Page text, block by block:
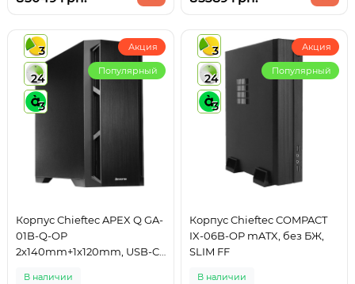
3
24
3
Акция
Популярный
Корпус Chieftec APEX Q GA-
01B-Q-OP
2x140mm+1x120mm, USB-C,
В наличии
3
24
3
Акция
Популярный
Корпус Chieftec COMPACT
IX-06B-OP mATX, без БЖ,
SLIM FF
В наличии